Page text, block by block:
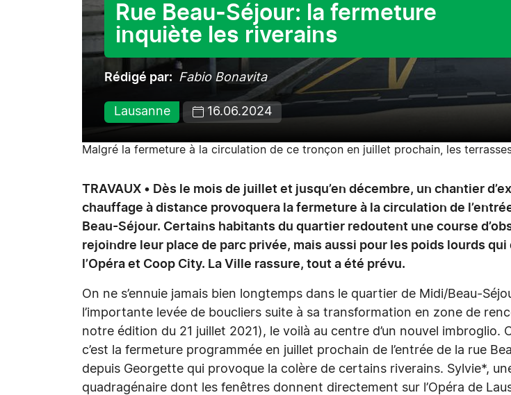
Rue Beau-Séjour: la fermeture
inquiète les riverains
Rédigé par Fabio Bonavita
Lausanne 16.06.2024
Malgré la fermeture à la circulation de ce tronçon en juillet prochain, les
TRAVAUX • Dès le mois de juillet et jusqu’en décembre, un chantier
chauffage à distance provoquera la fermeture à la circulation de
Beau-Séjour. Certains habitants du quartier redoutent une course
rejoindre leur place de parc privée, mais aussi pour les poids lourds
l’Opéra et Coop City. La Ville rassure, tout a été prévu.
On ne s’ennuie jamais bien longtemps dans le quartier de Midi/Beau-
l’importante levée de boucliers suite à sa transformation en zone de
notre édition du 21 juillet 2021), le voilà au centre d’un nouvel imbroglio.
c’est la fermeture programmée en juillet prochain de l’entrée de la rue
depuis Georgette qui provoque la colère de certains riverains. Sylvie*,
quadragénaire dont les fenêtres donnent directement sur l’Opéra de